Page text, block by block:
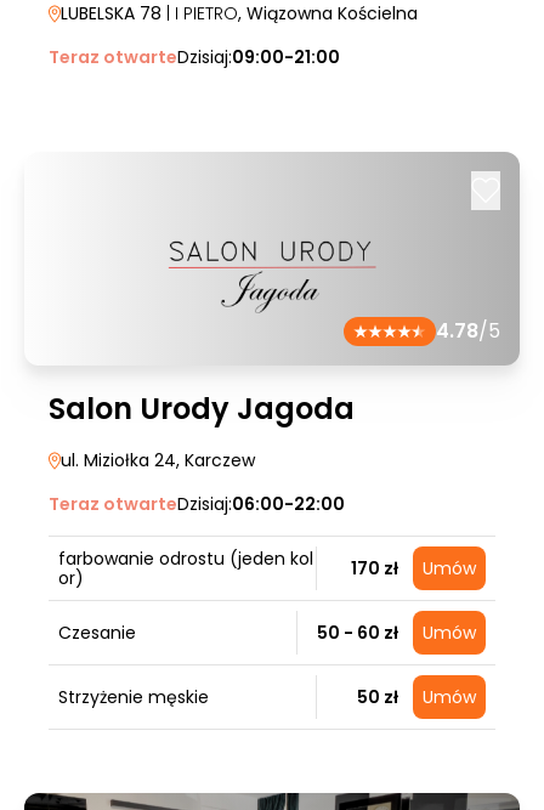
LUBELSKA 78 | I PIETRO, Wiązowna Kościelna
Teraz otwarteDzisiaj:09:00-21:00
4.78/5
Salon Urody Jagoda
ul. Miziołka 24, Karczew
Teraz otwarteDzisiaj:06:00-22:00
farbowanie odrostu (jeden kol
or)
170 zł Umów
Czesanie 50 - 60 zł Umów
Strzyżenie męskie 50 zł Umów